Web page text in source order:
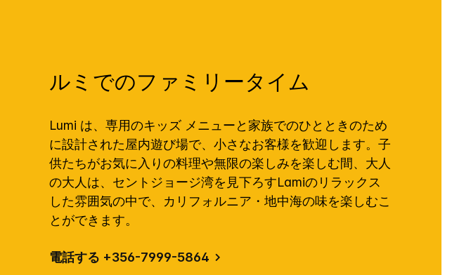
ルミでのファミリータイム
Lumi は、専用のキッズ メニューと家族でのひとときのため
に設計された屋内遊び場で、小さなお客様を歓迎します。子
供たちがお気に入りの料理や無限の楽しみを楽しむ間、大人
の大人は、セントジョージ湾を見下ろすLamiのリラックス
した雰囲気の中で、カリフォルニア・地中海の味を楽しむこ
とができます。
電話する +356-7999-5864